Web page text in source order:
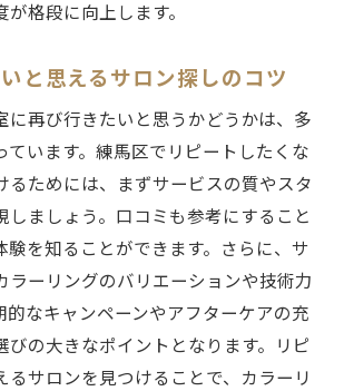
格段に向上します。
と思えるサロン探しのコツ
に再び行きたいと思うかどうかは、多
ています。練馬区でリピートしたくな
るためには、まずサービスの質やスタ
しましょう。口コミも参考にすること
験を知ることができます。さらに、サ
ラーリングのバリエーションや技術力
的なキャンペーンやアフターケアの充
びの大きなポイントとなります。リピ
るサロンを見つけることで、カラーリ